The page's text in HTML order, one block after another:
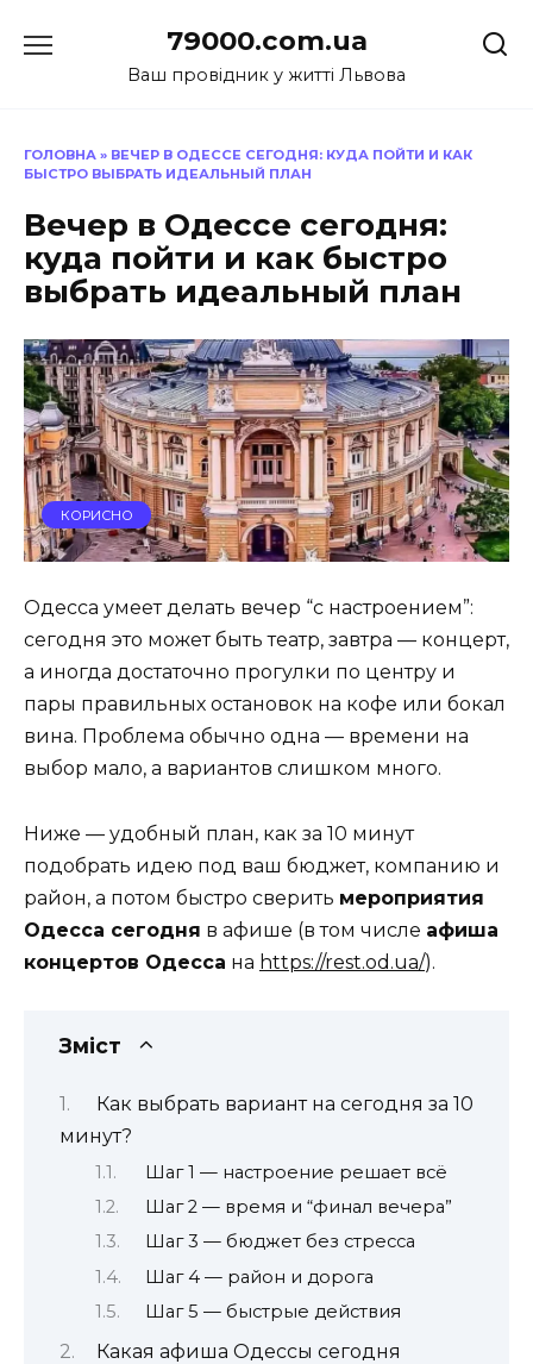
до
79000.com.ua
Ваш провідник у житті Львова
ГОЛОВНА » ВЕЧЕР В ОДЕССЕ СЕГОДНЯ: КУДА ПОЙТИ И КАК
БЫСТРО ВЫБРАТЬ ИДЕАЛЬНЫЙ ПЛАН
Вечер в Одессе сегодня:
куда пойти и как быстро
выбрать идеальный план
КОРИСНО
Одесса умеет делать вечер “с настроением”:
сегодня это может быть театр, завтра — концерт,
а иногда достаточно прогулки по центру и
пары правильных остановок на кофе или бокал
вина. Проблема обычно одна — времени на
выбор мало, а вариантов слишком много.
Ниже — удобный план, как за 10 минут
подобрать идею под ваш бюджет, компанию и
район, а потом быстро сверить мероприятия
Одесса сегодня в афише (в том числе афиша
концертов Одесса на https://rest.od.ua/).
Зміст
Как выбрать вариант на сегодня за 10
минут?
Шаг 1 — настроение решает всё
Шаг 2 — время и “финал вечера”
Шаг 3 — бюджет без стресса
Шаг 4 — район и дорога
Шаг 5 — быстрые действия
Какая афиша Одессы сегодня